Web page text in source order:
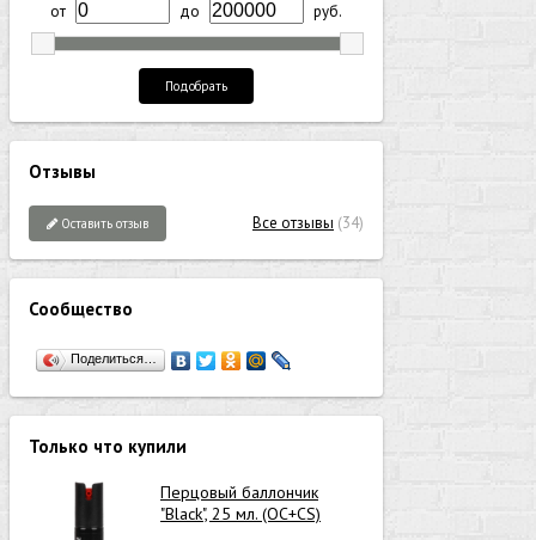
от до руб.
Подобрать
Отзывы
Оставить отзыв Все отзывы (34)
Сообщество
Поделиться…
Только что купили
Перцовый баллончик
"Black", 25 мл. (OC+CS)